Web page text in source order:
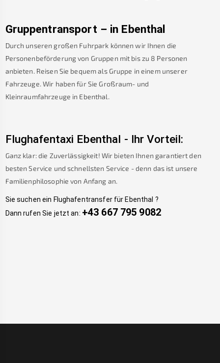
Gruppentransport – in Ebenthal
Durch unseren großen Fuhrpark können wir Ihnen die
Personenbeförderung von Gruppen mit bis zu 8 Personen
anbieten. Reisen Sie bequem als Gruppe in einem unserer
Fahrzeuge. Wir haben für Sie Großraum- und
Kleinraumfahrzeuge in Ebenthal.
Flughafentaxi Ebenthal - Ihr Vorteil:
Ganz klar: die Zuverlässigkeit! Wir bieten Ihnen garantiert den
besten Service und schnellsten Service - denn das ist unsere
Familienphilosophie von Anfang an.
Sie suchen ein Flughafentransfer für Ebenthal ?
Dann rufen Sie jetzt an: +43 667 795 9082